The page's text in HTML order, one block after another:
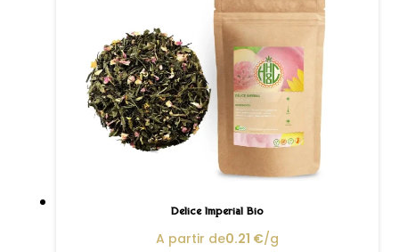
Délice Impérial Bio
A partir de0.21 €/g